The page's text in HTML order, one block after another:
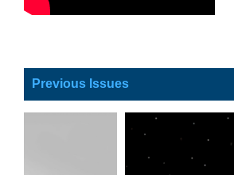
Previous Issues